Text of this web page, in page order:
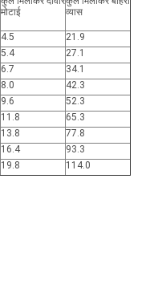
मोटाई
व्यास
4.5
21.9
5.4
27.1
6.7
34.1
8.0
42.3
9.6
52.3
11.8
65.3
13.8
77.8
16.4
93.3
19.8 114.0